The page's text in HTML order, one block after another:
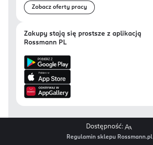
Zobacz oferty pracy
Zakupy stają się prostsze z aplikacją
Rossmann PL
Dostępność:
Regulamin sklepu Rossmann.pl